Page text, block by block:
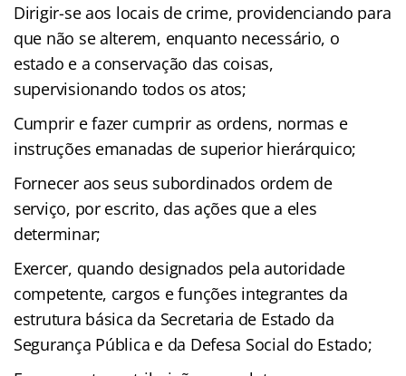
Dirigir-se aos locais de crime, providenciando para
que não se alterem, enquanto necessário, o
estado e a conservação das coisas,
supervisionando todos os atos;
Cumprir e fazer cumprir as ordens, normas e
instruções emanadas de superior hierárquico;
Fornecer aos seus subordinados ordem de
serviço, por escrito, das ações que a eles
determinar;
Exercer, quando designados pela autoridade
competente, cargos e funções integrantes da
estrutura básica da Secretaria de Estado da
Segurança Pública e da Defesa Social do Estado;